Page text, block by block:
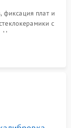
фиксация плат и
с